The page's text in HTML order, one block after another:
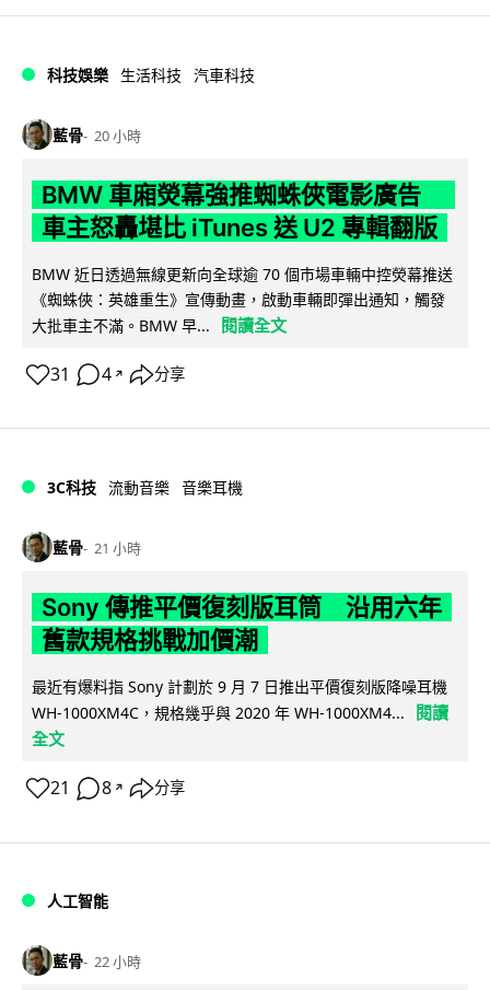
科技娛樂 生活科技 汽車科技
藍骨 20 小時
BMW 車廂熒幕強推蜘蛛俠電影廣告
車主怒轟堪比 iTunes 送 U2 專輯翻版
BMW 近日透過無線更新向全球逾 70 個市場車輛中控熒幕推送
《蜘蛛俠：英雄重生》宣傳動畫，啟動車輛即彈出通知，觸發
大批車主不滿。BMW 早...
閱讀全文
31 4 ↗ 分享
3C科技 流動音樂 音樂耳機
藍骨 21 小時
Sony 傳推平價復刻版耳筒 沿用六年
舊款規格挑戰加價潮
最近有爆料指 Sony 計劃於 9 月 7 日推出平價復刻版降噪耳機
WH-1000XM4C，規格幾乎與 2020 年 WH-1000XM4...
閱讀
全文
21 8 ↗ 分享
人工智能
藍骨 22 小時